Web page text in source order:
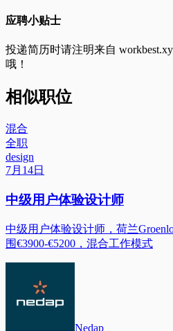
应聘小贴士
投递简历时请注明来自
哦！
相似职位
混合
全职
design
7月14日
中级用户体验设计师
中级用户体验设计师，荷兰
围€3900-€5200，混合工作模式
Nedap